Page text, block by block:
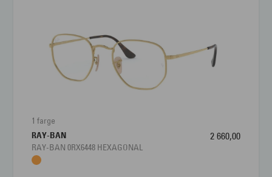
1 farge
RAY-BAN
RAY-BAN 0RX6448 HEXAGONAL
2 660,00